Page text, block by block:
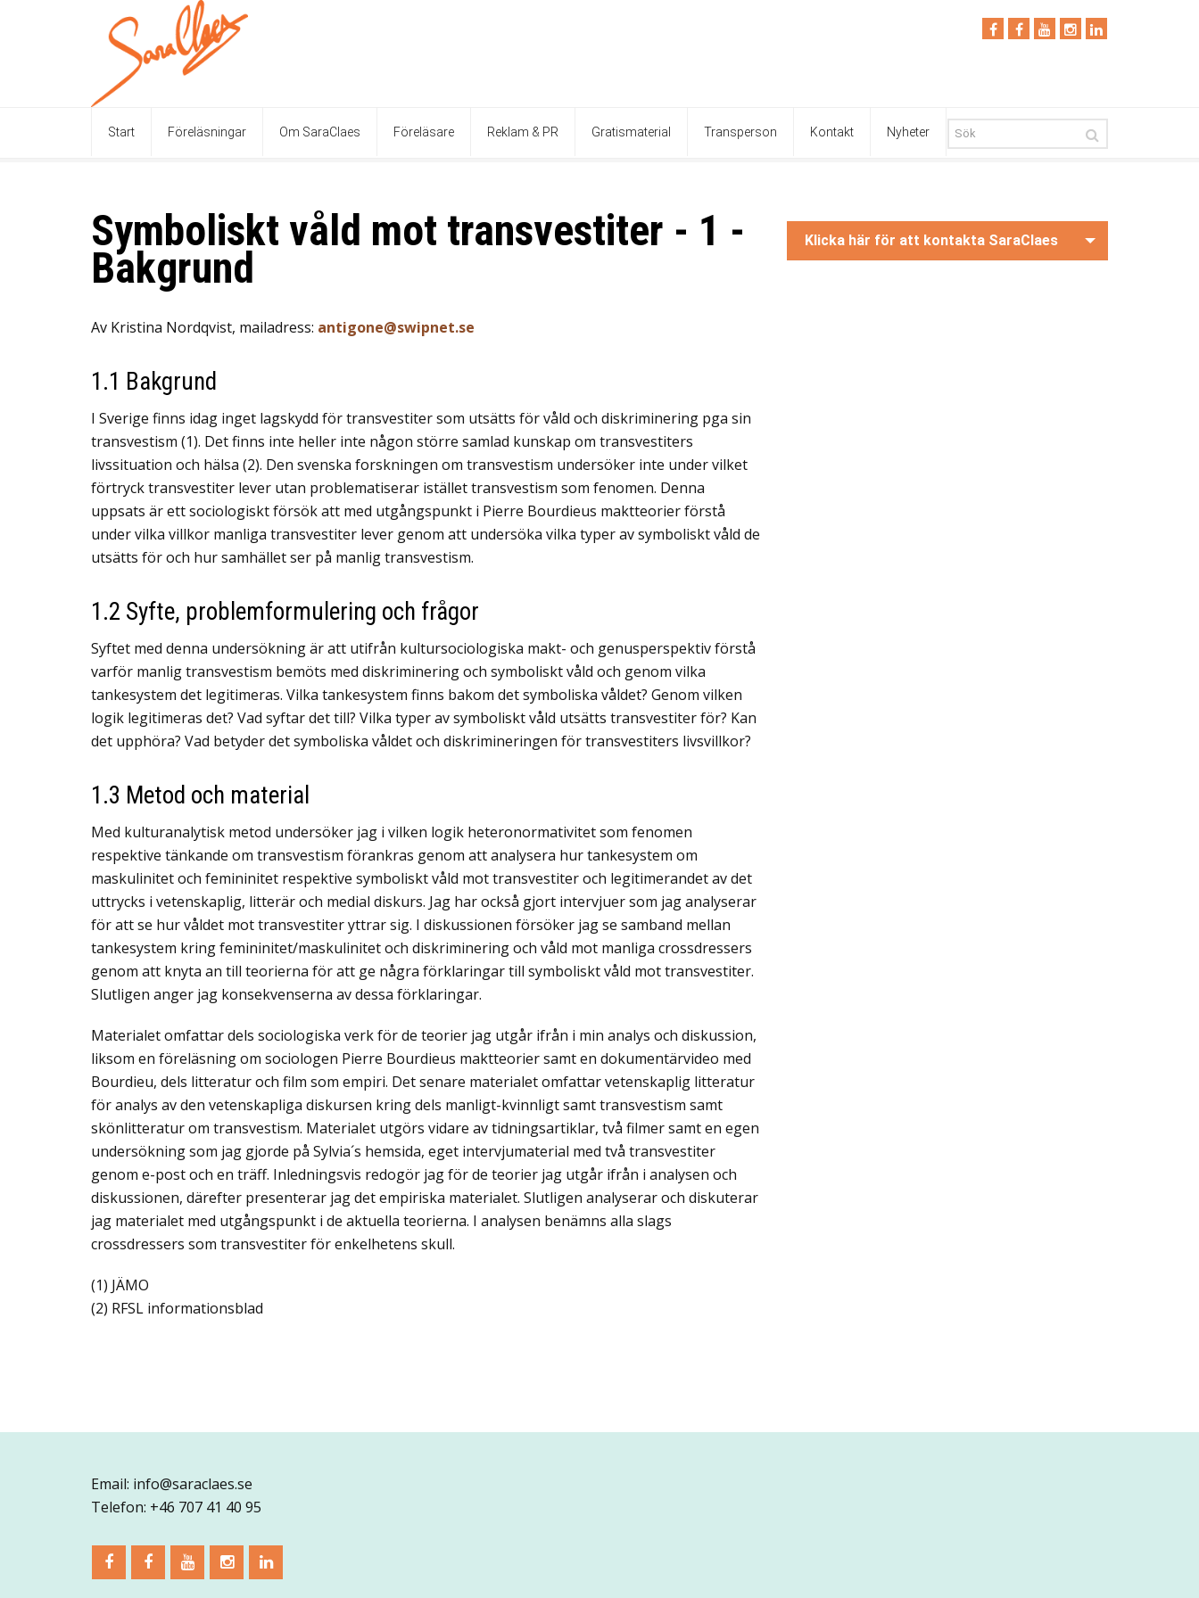
Start Föreläsningar Om SaraClaes Föreläsare Reklam & PR Gratismaterial Transperson Kontakt Nyheter
Symboliskt våld mot transvestiter - 1 -
Bakgrund
Av Kristina Nordqvist, mailadress: antigone@swipnet.se
1.1 Bakgrund
I Sverige finns idag inget lagskydd för transvestiter som utsätts för våld och diskriminering pga sin
transvestism (1). Det finns inte heller inte någon större samlad kunskap om transvestiters
livssituation och hälsa (2). Den svenska forskningen om transvestism undersöker inte under vilket
förtryck transvestiter lever utan problematiserar istället transvestism som fenomen. Denna
uppsats är ett sociologiskt försök att med utgångspunkt i Pierre Bourdieus maktteorier förstå
under vilka villkor manliga transvestiter lever genom att undersöka vilka typer av symboliskt våld de
utsätts för och hur samhället ser på manlig transvestism.
1.2 Syfte, problemformulering och frågor
Syftet med denna undersökning är att utifrån kultursociologiska makt- och genusperspektiv förstå
varför manlig transvestism bemöts med diskriminering och symboliskt våld och genom vilka
tankesystem det legitimeras. Vilka tankesystem finns bakom det symboliska våldet? Genom vilken
logik legitimeras det? Vad syftar det till? Vilka typer av symboliskt våld utsätts transvestiter för? Kan
det upphöra? Vad betyder det symboliska våldet och diskrimineringen för transvestiters livsvillkor?
1.3 Metod och material
Med kulturanalytisk metod undersöker jag i vilken logik heteronormativitet som fenomen
respektive tänkande om transvestism förankras genom att analysera hur tankesystem om
maskulinitet och femininitet respektive symboliskt våld mot transvestiter och legitimerandet av det
uttrycks i vetenskaplig, litterär och medial diskurs. Jag har också gjort intervjuer som jag analyserar
för att se hur våldet mot transvestiter yttrar sig. I diskussionen försöker jag se samband mellan
tankesystem kring femininitet/maskulinitet och diskriminering och våld mot manliga crossdressers
genom att knyta an till teorierna för att ge några förklaringar till symboliskt våld mot transvestiter.
Slutligen anger jag konsekvenserna av dessa förklaringar.
Materialet omfattar dels sociologiska verk för de teorier jag utgår ifrån i min analys och diskussion,
liksom en föreläsning om sociologen Pierre Bourdieus maktteorier samt en dokumentärvideo med
Bourdieu, dels litteratur och film som empiri. Det senare materialet omfattar vetenskaplig litteratur
för analys av den vetenskapliga diskursen kring dels manligt-kvinnligt samt transvestism samt
skönlitteratur om transvestism. Materialet utgörs vidare av tidningsartiklar, två filmer samt en egen
undersökning som jag gjorde på Sylvia´s hemsida, eget intervjumaterial med två transvestiter
genom e-post och en träff. Inledningsvis redogör jag för de teorier jag utgår ifrån i analysen och
diskussionen, därefter presenterar jag det empiriska materialet. Slutligen analyserar och diskuterar
jag materialet med utgångspunkt i de aktuella teorierna. I analysen benämns alla slags
crossdressers som transvestiter för enkelhetens skull.
(1) JÄMO
(2) RFSL informationsblad
Klicka här för att kontakta SaraClaes
Email: info@saraclaes.se
Telefon: +46 707 41 40 95